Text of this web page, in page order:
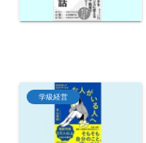
学級経営